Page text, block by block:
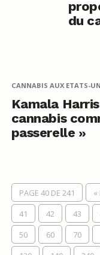
du
CANNABIS AUX ETATS-
Kamala
cannabis
passerelle »
PAGE 40 DE 241 «
41
42 43
50
60 70